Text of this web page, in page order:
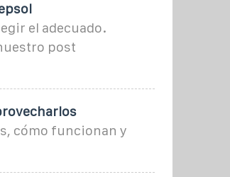
el adecuado.
post
cómo funcionan y